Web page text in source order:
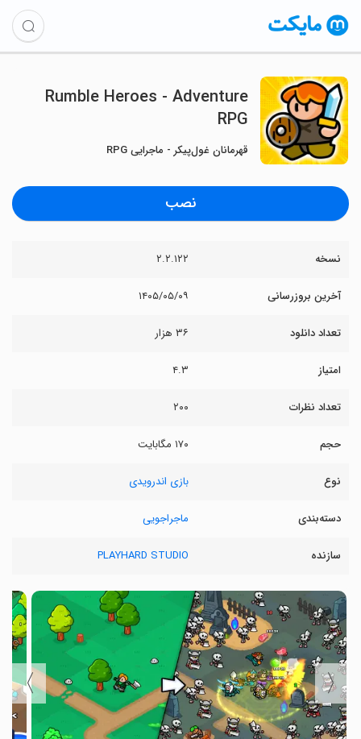
Rumble Heroes - Adventure
RPG
قهرمانان غول‌پیکر - ماجرایی RPG
نصب
نسخه ۲.۲.۱۲۲
آخرین بروزرسانی ۱۴۰۵/۰۵/۰۹
تعداد دانلود ۳۶ هزار
امتیاز ۴.۳
تعداد نظرات ۲۰۰
حجم ۱۷۰ مگابایت
نوع بازی اندرویدی
دسته‌بندی ماجراجویی
سازنده PLAYHARD STUDIO
〈
〉